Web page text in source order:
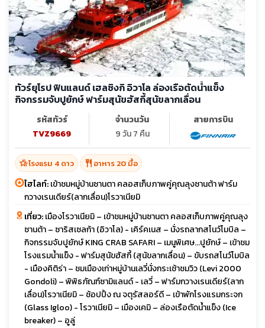
ทัวร์ยุโรป ฟินแลนด์ เฮลซิงกิ อิวาโล ล่องเรือตัดน้ำแข็ง
กิจกรรมจับปูยักษ์ ฟาร์มสุนัขฮัสกี้สุนัขลากเลื่อน
รหัสทัวร์
TVZ9669
จำนวนวัน
9 วัน 7 คืน
สายการบิน
hotel_classโรงแรม 4 ดาว restaurant อาหาร 20 มื้อ
ไฮไลท์:เข้าชมหมู่บ้านซานตา คลอสเก็บภาพคู่คุณลุงซานต้า ฟาร์ม
กวางเรนเดียร์(ลากเลื่อน)โรวาเนียมิ
เที่ยว:เมืองโรวาเนียมิ – เข้าชมหมู่บ้านซานตา คลอสเก็บภาพคู่คุณลุง
ซานต้า – ซาริสเซลก้า (อิวาโล) - เคิร์คเนส – นั่งรถลากสโนว์โมบิล –
กิจกรรมจับปูยักษ์ KING CRAB SAFARI – เมนูพิเศษ...ปูยักษ์ – เข้าชม
โรงแรมน้ำแข็ง - ฟาร์มสุนัขฮัสกี้ (สุนัขลากเลื่อน) – ขับรถสโนว์โมบิล
- เมืองคิติร่า – ชมเมืองเก่าหมู่บ้านเลวี่นั่งกระเช้าชมวิว (Levi 2000
Gondoli) – พิพิธภัณฑ์ซามิแลนด์ - เลวี่ – ฟาร์มกวางเรนเดียร์(ลาก
เลื่อน)โรวาเนียมิ – ช้อปปิ้ง ณ จตุรัสลอร์ดี – เข้าพักโรงแรมกระจก
(Glass Igloo) - โรวาเนียมิ – เมืองเคมิ – ล่องเรือตัดน้ำแข็ง (Ice
breaker) – อูลู่